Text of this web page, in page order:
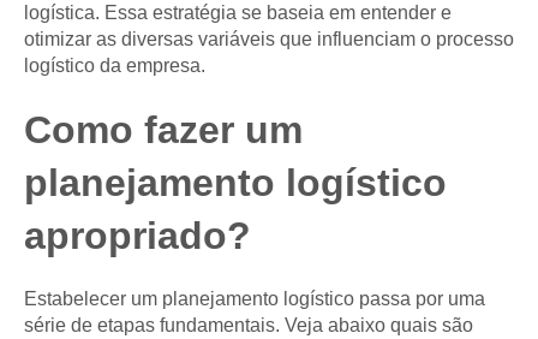
logística. Essa estratégia se baseia em entender e
otimizar as diversas variáveis que influenciam o processo
logístico da empresa.
Como fazer um
planejamento logístico
apropriado?
Estabelecer um planejamento logístico passa por uma
série de etapas fundamentais. Veja abaixo quais são